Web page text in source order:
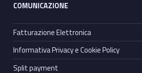
COMUNICAZIONE
Fatturazione Elettronica
Informativa Privacy e Cookie Policy
Split payment